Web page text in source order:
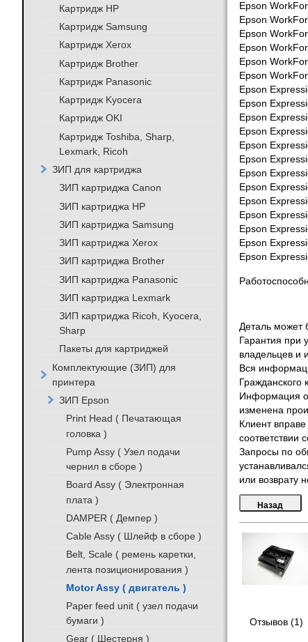
Epson
Epson
Epson
Epson
Epson
Epson
Epson
Epson
Epson
Epson
Epson
Epson
Epson
Epson
Epson
Epson
Epson
Epson
Epson
Деталь может
Гарантия при
владельцев и
Вся
Гражданского
Информация о
изменена
Клиент
соответствии
Запросы по
или возврату
Отзывов (1)
Картридж HP
Картридж Samsung
Картридж Xerox
Картридж Brother
Картридж Panasonic
Картридж Kyocera
Картридж OKI
Картридж Toshiba, Sharp,
Lexmark, Ricoh
ЗИП для картриджа
ЗИП картриджа Canon
ЗИП картриджа HP
ЗИП картриджа Samsung
ЗИП картриджа Xerox
ЗИП картриджа Brother
ЗИП картриджа Panasonic
ЗИП картриджа Lexmark
ЗИП картриджа Ricoh, Kyocera,
Sharp
Пакеты для картриджей
Комплектующие (ЗИП) для
принтера
ЗИП Epson
Print Head ( Печатающая
головка )
Pump Assy ( Узел подачи
чернил в сборе )
Board Assy ( Электронная
плата )
DAMPER ( Демпер )
Cable Assy ( Шлейф в сборе )
Belt, Scale ( ремень каретки,
лента позиционирования )
Motor Assy ( двигатель )
Paper feed unit ( узел подачи
бумаги )
Gear ( Шестерня )